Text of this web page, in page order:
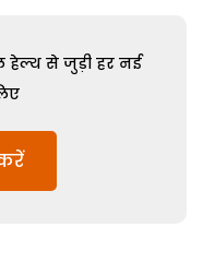
से जुड़ी हर नई